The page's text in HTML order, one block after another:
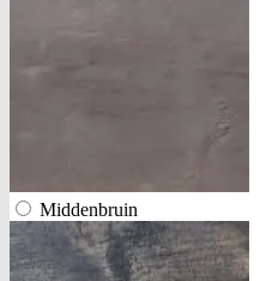
Middenbruin